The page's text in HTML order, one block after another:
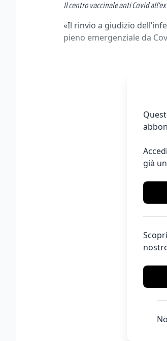
Il centro vaccinale anti Covid
«Il rinvio a giudizio
pieno emergenziale da
già